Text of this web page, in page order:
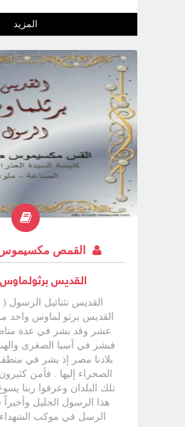
هو الاسم اليوناني للاسم
والذي جعل اسم يهوذا
يهوذا المكابي الابن الثالث
قاد المقاومة ضد
تحرير اليهود من نير الإغريق,
الجديد كان اسم يهوذا
الرسل يظهر أربع أشخاص
وهم : 1- يهوذا الجليلي
الرومان 2- يهوذا الذي
أعمى إلى بيته .
كاتب الرسالة
المزيد
القمص
القديس
القديس نثنائيل الرسول
القديس برثو لماوس واحد
عشر وقد بشر في عدة
فبشر في آسيا الصغرى
بلادنا مصر إذ بشر في
الصحراء إليها . فأمن
تلك البلدان وعرفوا ربنا
هذا الرسول الجليل
الرسل في موكب الشهداء